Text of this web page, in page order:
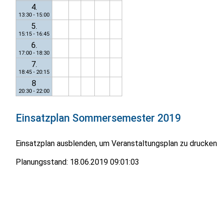
4.
13:30 - 15:00
5.
15:15 - 16:45
6.
17:00 - 18:30
7.
18:45 - 20:15
8
20:30 - 22:00
Einsatzplan Sommersemester 2019
Einsatzplan ausblenden, um Veranstaltungsplan zu drucken
Planungsstand: 18.06.2019 09:01:03